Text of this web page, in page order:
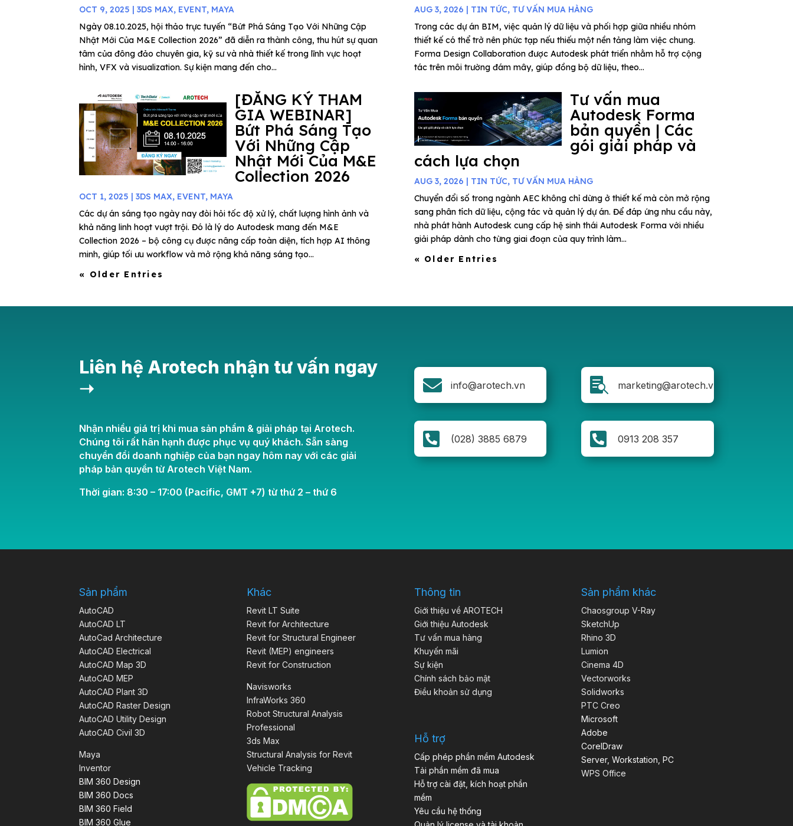
OCT 9, 2025 |3DS MAX, EVENT, MAYA
Ngày 08.10.2025, hội thảo trực tuyến “Bứt Phá Sáng Tạo Với Những Cập
Nhật Mới Của M&E Collection 2026” đã diễn ra thành công, thu hút sự quan
tâm của đông đảo chuyên gia, kỹ sư và nhà thiết kế trong lĩnh vực hoạt
hình, VFX và visualization. Sự kiện mang đến cho...
[ĐĂNG KÝ THAM
GIA WEBINAR]
Bứt Phá Sáng Tạo
Với Những Cập
Nhật Mới Của M&E
Collection 2026
OCT 1, 2025 |3DS MAX, EVENT, MAYA
Các dự án sáng tạo ngày nay đòi hỏi tốc độ xử lý, chất lượng hình ảnh và
khả năng linh hoạt vượt trội. Đó là lý do Autodesk mang đến M&E
Collection 2026 – bộ công cụ được nâng cấp toàn diện, tích hợp AI thông
minh, giúp tối ưu workflow và mở rộng khả năng sáng tạo...
« Older Entries
AUG 3, 2026 | TIN TỨC, TƯ VẤN MUA HÀNG
Trong các dự án BIM, việc quản lý dữ liệu và phối hợp giữa nhiều nhóm
thiết kế có thể trở nên phức tạp nếu thiếu một nền tảng làm việc chung.
Forma Design Collaboration được Autodesk phát triển nhằm hỗ trợ cộng
tác trên môi trường đám mây, giúp đồng bộ dữ liệu, theo...
Tư vấn mua
Autodesk Forma
bản quyền | Các
gói giải pháp và
cách lựa chọn
AUG 3, 2026 | TIN TỨC, TƯ VẤN MUA HÀNG
Chuyển đổi số trong ngành AEC không chỉ dừng ở thiết kế mà còn mở rộng
sang phân tích dữ liệu, cộng tác và quản lý dự án. Để đáp ứng nhu cầu này,
nhà phát hành Autodesk cung cấp hệ sinh thái Autodesk Forma với nhiều
giải pháp dành cho từng giai đoạn của quy trình làm...
« Older Entries
Liên hệ Arotech nhận tư vấn ngay
➝
Nhận nhiều giá trị khi mua sản phẩm & giải pháp tại Arotech.
Chúng tôi rất hân hạnh được phục vụ quý khách. Sẵn sàng
chuyển đổi doanh nghiệp của bạn ngay hôm nay với các giải
pháp bản quyền từ Arotech Việt Nam.
Thời gian: 8:30 – 17:00 (Pacific, GMT +7) từ thứ 2 – thứ 6
 info@arotech.vn
 (028) 3885 6879
 marketing@arotech.vn
 0913 208 357
Sản phẩm
AutoCAD
AutoCAD LT
AutoCad Architecture
AutoCAD Electrical
AutoCAD Map 3D
AutoCAD MEP
AutoCAD Plant 3D
AutoCAD Raster Design
AutoCAD Utility Design
AutoCAD Civil 3D
Maya
Inventor
BIM 360 Design
BIM 360 Docs
BIM 360 Field
BIM 360 Glue
Khác
Revit LT Suite
Revit for Architecture
Revit for Structural Engineer
Revit (MEP) engineers
Revit for Construction
Navisworks
InfraWorks 360
Robot Structural Analysis
Professional
3ds Max
Structural Analysis for Revit
Vehicle Tracking
Thông tin
Giới thiệu về AROTECH
Giới thiệu Autodesk
Tư vấn mua hàng
Khuyến mãi
Sự kiện
Chính sách bảo mật
Điều khoản sử dụng
Hỗ trợ
Cấp phép phần mềm Autodesk
Tải phần mềm đã mua
Hỗ trợ cài đặt, kích hoạt phần
mềm
Yêu cầu hệ thống
Sản phẩm khác
Chaosgroup V-Ray
SketchUp
Rhino 3D
Lumion
Cinema 4D
Vectorworks
Solidworks
PTC Creo
Microsoft
Adobe
CorelDraw
Server, Workstation, PC
WPS Office